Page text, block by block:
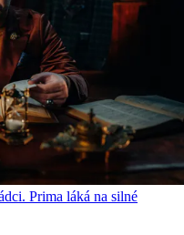
Prima láká na silné